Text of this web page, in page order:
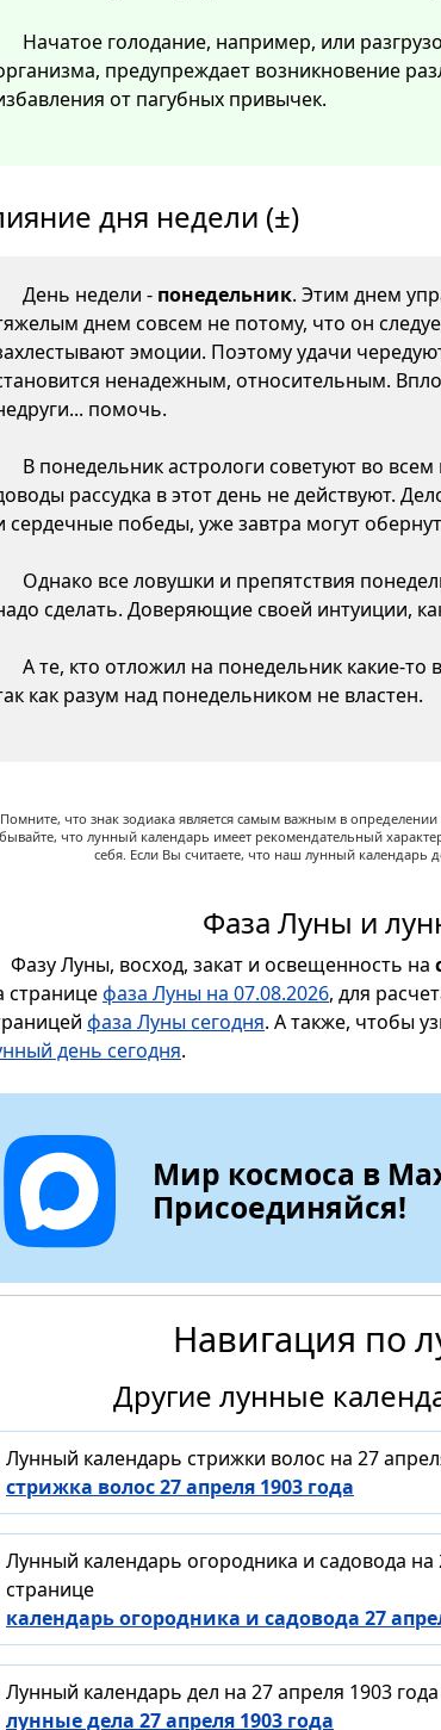
Начатое голодание, например, или
предупреждает возникновение
от пагубных привычек.
дня недели (±)
День недели - понедельник. Этим днем
днем совсем не потому, что он
эмоции. Поэтому удачи
ненадежным, относительным.
помочь.
В понедельник астрологи советуют во
рассудка в этот день не действуют.
сердечные победы, уже завтра могут
Однако все ловушки и препятствия
сделать. Доверяющие своей интуиции,
А те, кто отложил на понедельник какие-
как разум над понедельником не властен.
Помните, что знак зодиака является самым важным в
что лунный календарь имеет рекомендательный
себя. Если Вы считаете, что наш лунный календарь
Фаза Луны и
Фазу Луны, восход, закат и освещенность на
страницефаза Луны на 07.08.2026, для
фаза Луны сегодня. А также, чтобы
день сегодня.
Мир космоса в
Присоединяйся!
Навигация по
Другие лунные
Лунный календарь стрижки волос на 27
стрижка волос 27 апреля 1903 года
Лунный календарь огородника и садовода
странице
календарь огородника и садовода 27
Лунный календарь дел на 27 апреля 1903
лунные дела 27 апреля 1903 года